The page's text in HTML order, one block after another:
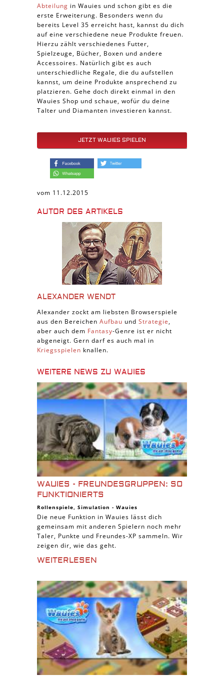
Abteilung in Wauies und schon gibt es die
erste Erweiterung. Besonders wenn du
bereits Level 35 erreicht hast, kannst du dich
auf eine verschiedene neue Produkte freuen.
Hierzu zählt verschiedenes Futter,
Spielzeuge, Bücher, Boxen und andere
Accessoires. Natürlich gibt es auch
unterschiedliche Regale, die du aufstellen
kannst, um deine Produkte ansprechend zu
platzieren. Gehe doch direkt einmal in den
Wauies Shop und schaue, wofür du deine
Talter und Diamanten investieren kannst.
JETZT WAUIES SPIELEN
vom 11.12.2015
AUTOR DES ARTIKELS
ALEXANDER WENDT
Alexander zockt am liebsten Browserspiele
aus den Bereichen Aufbau und Strategie,
aber auch dem Fantasy-Genre ist er nicht
abgeneigt. Gern darf es auch mal in
Kriegsspielen knallen.
WEITERE NEWS ZU WAUIES
WAUIES - FREUNDESGRUPPEN: SO
FUNKTIONIERTS
Rollenspiele, Simulation - Wauies
Die neue Funktion in Wauies lässt dich
gemeinsam mit anderen Spielern noch mehr
Taler, Punkte und Freundes-XP sammeln. Wir
zeigen dir, wie das geht.
WEITERLESEN